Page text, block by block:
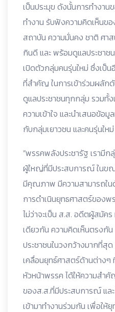
เป็นประมุข ดังนั้นการทำงาน
ทำงาน รับฟังความคิดเห็นขอ
สถาบัน ความมั่นคง ชาติ ศาส
กินดี และ พร้อมดูแลประชาช
เปิดตัวกลุ่มคนรุ่นใหม่ ซึ่งเป็
ที่สำคัญ ในการเข้าร่วมผลัก
ดูแลประชาชนทุกกลุ่ม รวมทั้
ความเข้าใจ และนำเสนอข้อ
กับกลุ่มเยาวชน และคนรุ่นใหม่
”พรรคพลังประชารัฐ เรามี
ผู้ใหญ่ที่มีประสบการณ์ ในข
มีคุณภาพ มีความสามารถใน
การดำเนินยุทธศาสตร์ของพ
ไม่ว่าจะเป็น ส.ส. อดีตผู้สมัค
เดียวกัน ความคิดเห็นตรงกัน
ประชาชนในวงกว้างมากที่สุ
เคลื่อนยุทธ์ศาสตร์ด้านต่างๆ
หัวหน้าพรรค ได้ให้ความสำ
ของส.ส.ที่มีประสบการณ์ แล
เข้ามาทำงานร่วมกัน เพื่อให้